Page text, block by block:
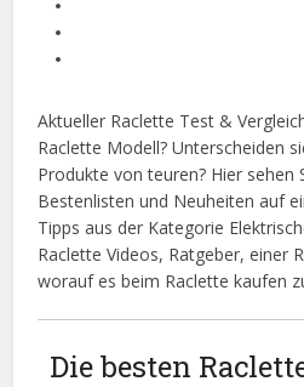
Aktueller Raclette Test &
Raclette Modell? Unterscheiden
Produkte von teuren? Hier sehen
Bestenlisten und Neuheiten auf
Tipps aus der Kategorie
Raclette Videos, Ratgeber, einer
worauf es beim Raclette kaufen
Die besten